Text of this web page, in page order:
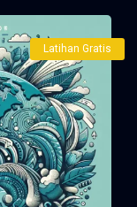
Latihan Gratis